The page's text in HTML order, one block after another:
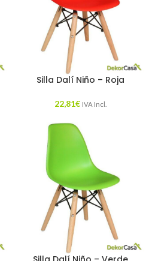
Silla Dalí Niño – Roja
22,81€ IVA Incl.